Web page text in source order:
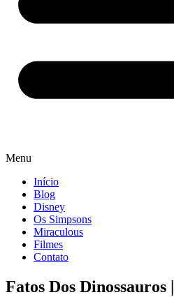
Menu
Início
Blog
Disney
Os Simpsons
Miraculous
Filmes
Contato
Fatos Dos